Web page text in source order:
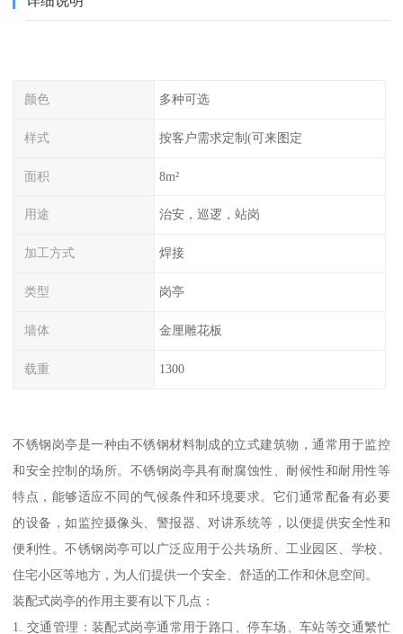
颜色 多种可选
样式 按客户需求定制(可来图定
面积 8m²
用途 治安，巡逻，站岗
加工方式 焊接
类型 岗亭
墙体 金厘雕花板
载重 1300
不锈钢岗亭是一种由不锈钢材料制成的立式建筑物，通常用于监控
和安全控制的场所。不锈钢岗亭具有耐腐蚀性、耐候性和耐用性等
特点，能够适应不同的气候条件和环境要求。它们通常配备有必要
的设备，如监控摄像头、警报器、对讲系统等，以便提供安全性和
便利性。不锈钢岗亭可以广泛应用于公共场所、工业园区、学校、
住宅小区等地方，为人们提供一个安全、舒适的工作和休息空间。
装配式岗亭的作用主要有以下几点：
1. 交通管理：装配式岗亭通常用于路口、停车场、车站等交通繁忙